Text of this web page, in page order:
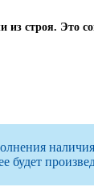
из строя. Это